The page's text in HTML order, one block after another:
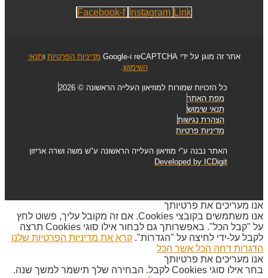
Facebook-f Instagram Link
אתר זה מוגן על ידי reCAPTCHA ו-Google מדיניות הפרטיות ותנאי
השימוש
כל הזכויות שמורות למוזיאון העלייה הראשונה © 2026
מפת האתר
תנאי שימוש
הצהרת נגישות
מדיניות פרטיות
האתר נבנה ע"י מוזיאון העלייה הראשונה ע"ש משה ושרה אריזון
Developed by ICDigit
אנו מעריכים את פרטיותך
אנו משתמשים בקובצי Cookies. אם זה מקובל עליך, פשוט לחץ
על "קבל הכל". באפשרותך גם לבחור אילו סוגי Cookies תרצה
לקבל על-ידי לחיצה על "הגדרות". קרא את מדיניות הפרטיות שלנו
הדגרות דחה הכל אשר הכל
אנו מעריכים את פרטיותך
בחר אילו סוגי Cookies לקבל. הבחירה שלך תישמר למשך שנה.